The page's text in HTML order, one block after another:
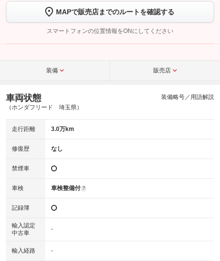
トーク画面で
ボタンをタップして問い合わせを
完了してください。
こちら
MAPで販売店までのルートを確認する
スマートフォンの位置情報をONにしてください
装備 販売店
車両状態
（ホンダフリード 埼玉県）
装備略号／用語解説
走行距離 3.0万km
修復歴 なし
禁煙車
車検 車検整備付 ?
記録簿
輸入認定
中古車
-
輸入経路 -